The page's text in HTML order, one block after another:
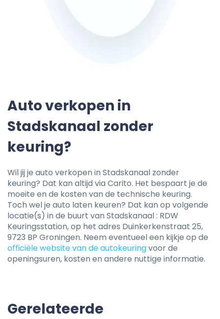
Auto verkopen in
Stadskanaal zonder
keuring?
Wil jij je auto verkopen in Stadskanaal zonder
keuring? Dat kan altijd via Carito. Het bespaart je de
moeite en de kosten van de technische keuring.
Toch wel je auto laten keuren? Dat kan op volgende
locatie(s) in de buurt van Stadskanaal : RDW
Keuringsstation, op het adres Duinkerkenstraat 25,
9723 BP Groningen. Neem eventueel een kijkje op de
officiële website van de autokeuringvoor de
openingsuren, kosten en andere nuttige informatie.
Gerelateerde